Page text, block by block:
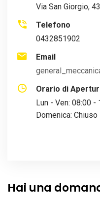
Via San Giorgio,
Telefono
0432851902
Email
Orario di
Lun - Ven: 08:00 -
Domenica: Chiuso
Hai una